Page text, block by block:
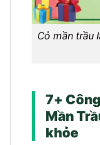
Cỏ mần trầu
7+
Mần
khỏe